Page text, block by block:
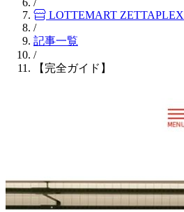
/
LOTTEMART ZETTAPLEX
/
記事一覧
/
【完全ガイド】